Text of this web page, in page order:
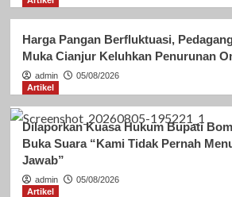
Harga Pangan Berfluktuasi,
Muka Cianjur Keluhkan Penurunan
admin
05/08/2026
Artikel
Dilaporkan Kuasa Hukum Bupati
Buka Suara “Kami Tidak Pernah
Jawab”
admin
05/08/2026
Artikel